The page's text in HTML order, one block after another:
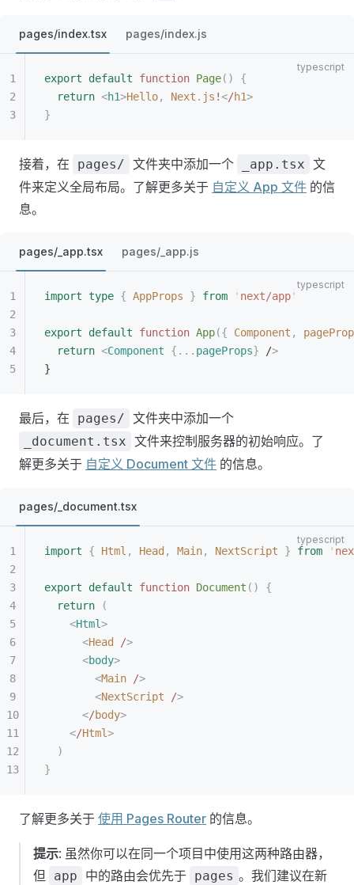
pages/index.tsx pages/index.js
export default function Page()
{
  return
<h1>Hello, Next . js !</h1>
}
接着，在 pages/ 文件夹中添加一个 _app.tsx 文
件来定义全局布局。了解更多关于 自定义 App 文件 的信
息。
pages/_app.tsx pages/_app.js
import type { AppProps } from ' next/app'
export default function App({ Component ,
  return
<Component {... pageProps} />
}
最后，在 pages/ 文件夹中添加一个
_document.tsx 文件来控制服务器的初始响应。了
解更多关于 自定义 Document 文件 的信息。
pages/_document.tsx
import { Html , Head , Main, NextScript } from '
export default function Document ()
{
  return
(
    <
Html>
      <
Head />
      <
body>
        <
Main />
        <
NextScript />
      <
/body>
    <
/Html>
  )
}
了解更多关于 使用 Pages Router 的信息。
提示: 虽然你可以在同一个项目中使用这两种路由器，
但
app 中的路由会优先于 pages 。我们建议在新